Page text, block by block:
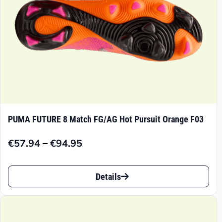
Produktseite
gewählt
werden
PUMA FUTURE 8 Match FG/AG Hot Pursuit Orange F03
€57.94–€94.95
Preisspanne:
€57.94
€94.95
Dieses
Produkt
Details